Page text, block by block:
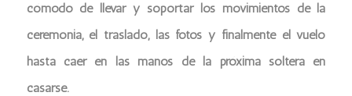
cómodo de llevar y soportar los movimientos de la
ceremonia, el traslado, las fotos y finalmente el vuelo
hasta caer en las manos de la próxima soltera en
casarse.